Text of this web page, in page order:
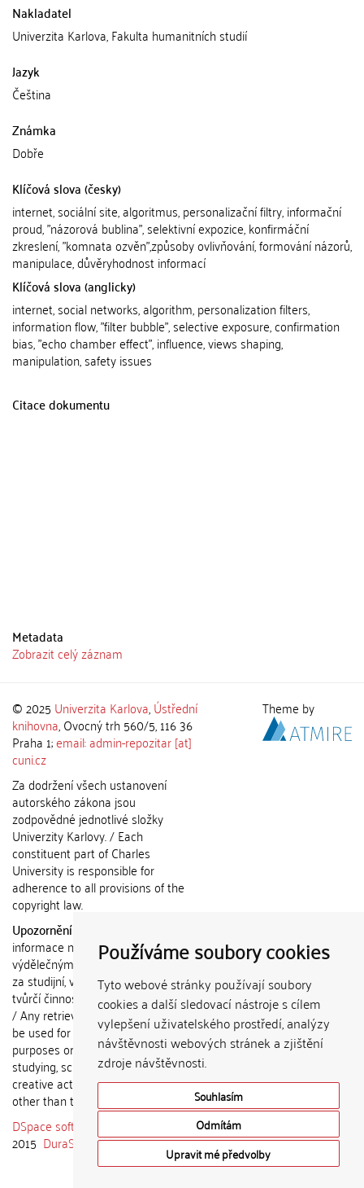
Používáme soubory cookies
Tyto webové stránky používají soubory
cookies a další sledovací nástroje s cílem
vylepšení uživatelského prostředí, analýzy
návštěvnosti webových stránek a zjištění
zdroje návštěvnosti.
Souhlasím
Odmítám
Upravit mé předvolby
Nakladatel
Univerzita Karlova, Fakulta humanitních studií
Jazyk
Čeština
Známka
Dobře
Klíčová slova (česky)
internet, sociální site, algoritmus, personalizační filtry, informační
proud, "názorová bublina", selektivní expozice, konfirmáční
zkreslení, "komnata ozvěn",způsoby ovlivňování, formování názorů,
manipulace, důvěryhodnost informací
Klíčová slova (anglicky)
internet, social networks, algorithm, personalization filters,
information flow, "filter bubble", selective exposure, confirmation
bias, "echo chamber effect", influence, views shaping,
manipulation, safety issues
Citace dokumentu
Metadata
Zobrazit celý záznam
© 2025 Univerzita Karlova,Ústřední
knihovna, Ovocný trh 560/5, 116 36
Praha 1;email: admin-repozitar [at]
cuni.cz
Za dodržení všech ustanovení
autorského zákona jsou
zodpovědné jednotlivé složky
Univerzity Karlovy. / Each
constituent part of Charles
University is responsible for
adherence to all provisions of the
copyright law.
Upozornění / Notice:
informace nemohou být použity k
výdělečným účelům nebo vydávány
za studijní, vědeckou nebo jinou
tvůrčí činnost jiné osoby než autora.
/ Any retrieved information shall not
be used for any commercial
purposes or claimed as results of
studying, scientific or any other
creative activities of any person
other than the author.
DSpace software
copyright © 2002-
2015 DuraSpace
Theme by